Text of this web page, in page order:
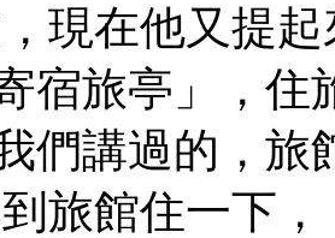
現在他又提
宿旅亭」，
我們講過的，
旅館住一下